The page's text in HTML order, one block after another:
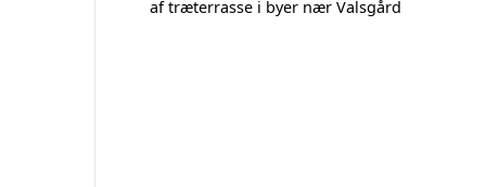
af træterrasse i byer nær Valsgård